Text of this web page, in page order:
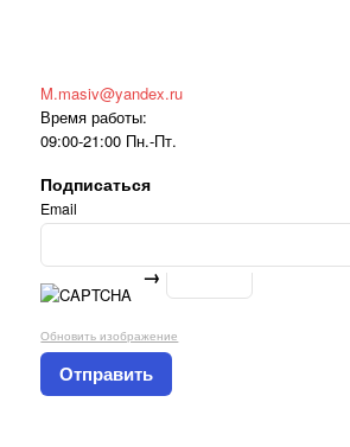
M.masiv@yandex.ru
Время работы:
09:00-21:00 Пн.-Пт.
Подписаться
Email
→
Обновить изображение